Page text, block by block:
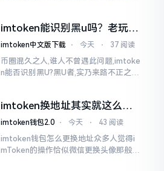
么时长
imtoken能识别黑u吗？老玩家
告诉你真相
imtoken中文版下载 ⋅ 今天 ⋅ 37 阅读
币圈混久之人,谁人不曾遇此问题,imtoke
n能否识别黑U?黑U者,实乃来路不正之钱
imtoken换地址其实就这么回
事
imtoken钱包2.0 ⋅ 今天 ⋅ 43 阅读
imtoken钱包怎么更换地址众多人觉得i
mToken的操作恰似微信更换头像那般简